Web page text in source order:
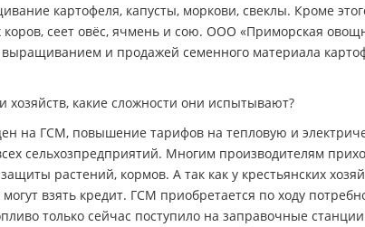
картофеля, капусты, моркови, свеклы. Кроме
сеет овёс, ячмень и сою. ООО «Приморская
и продажей семенного материала
какие сложности они испытывают?
на ГСМ, повышение тарифов на тепловую и
сельхозпредприятий. Многим производителям
растений, кормов. А так как у крестьянских
взять кредит. ГСМ приобретается по ходу
только сейчас поступило на заправочные